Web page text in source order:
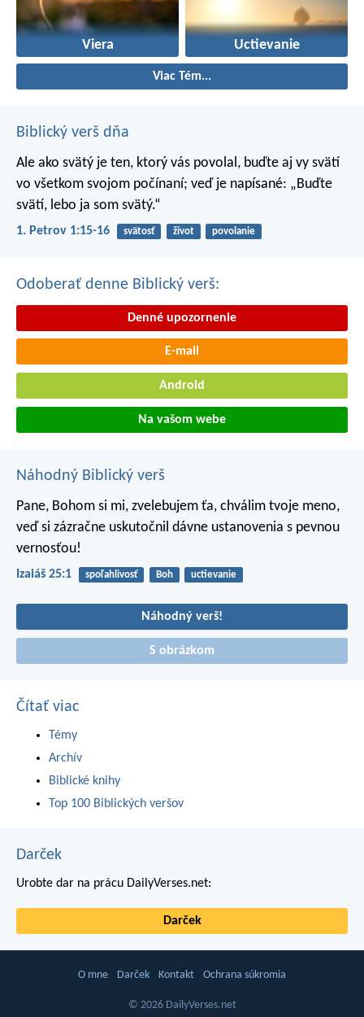
Viera Uctievanie
Viac Tém...
Biblický verš dňa
Ale ako svätý je ten, ktorý vás povolal, buďte aj vy svätí
vo všetkom svojom počínaní; veď je napísané: „Buďte
svätí, lebo ja som svätý.“
1. Petrov 1:15-16 svätosť život povolanie
Odoberať denne Biblický verš:
Denné upozornenie
E-mail
Android
Na vašom webe
Náhodný Biblický verš
Pane, Bohom si mi, zvelebujem ťa, chválim tvoje meno,
veď si zázračne uskutočnil dávne ustanovenia s pevnou
vernosťou!
Izaiáš 25:1 spoľahlivosť Boh uctievanie
Náhodný verš!
S obrázkom
Čítať viac
Témy
Archív
Biblické knihy
Top 100 Biblických veršov
Darček
Urobte dar na prácu DailyVerses.net:
Darček
O mne Darček Kontakt Ochrana súkromia
© 2026 DailyVerses.net